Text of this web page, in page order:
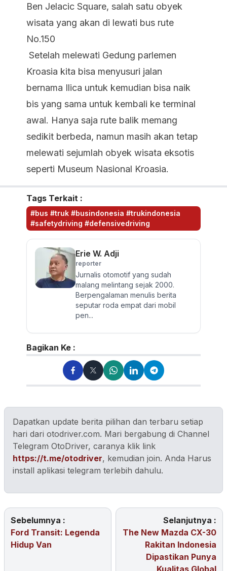
Ben Jelacic Square, salah satu obyek
wisata yang akan di lewati bus rute
No.150
Setelah melewati Gedung parlemen
Kroasia kita bisa menyusuri jalan
bernama Ilica untuk kemudian bisa naik
bis yang sama untuk kembali ke terminal
awal. Hanya saja rute balik memang
sedikit berbeda, namun masih akan tetap
melewati sejumlah obyek wisata eksotis
seperti Museum Nasional Kroasia.
Tags Terkait :
#bus #truk #busindonesia #trukindonesia
#safetydriving #defensivedriving
Erie W. Adji
reporter
Jurnalis otomotif yang sudah
malang melintang sejak 2000.
Berpengalaman menulis berita
seputar roda empat dari mobil
pen...
Bagikan Ke :
Dapatkan update berita pilihan dan terbaru setiap
hari dari otodriver.com. Mari bergabung di Channel
Telegram OtoDriver, caranya klik link
https://t.me/otodriver, kemudian join. Anda Harus
install aplikasi telegram terlebih dahulu.
Sebelumnya :
Ford Transit: Legenda
Hidup Van
Selanjutnya :
The New Mazda CX-30
Rakitan Indonesia
Dipastikan Punya
Kualitas Global